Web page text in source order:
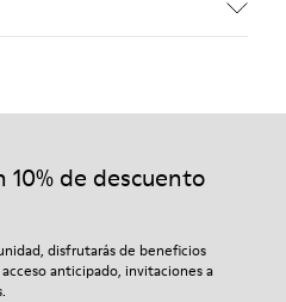
con materiales de primera
calzado los protegerá y
detallada sobre cómo cuidar de
el cuidado del calzado.
10% de descuento
disfrutarás de beneficios
anticipado, invitaciones a